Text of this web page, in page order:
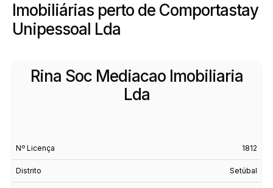
Imobiliárias perto de Comportastay
Unipessoal Lda
Rina Soc Mediacao Imobiliaria
Lda
Nº Licença 1812
Distrito Setúbal